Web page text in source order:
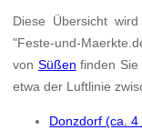
Diese Übersicht
"Feste-und-
von Süßen finden Sie
etwa der Luftlinie
Donzdorf (ca. 4